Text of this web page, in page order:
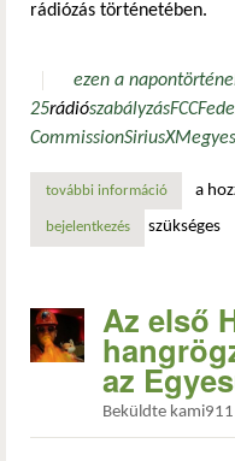
rádiózás történetében.
ezen a napon
25rádiószabályzásFCC
CommissionSiriusXM
további információ a
bejelentkezés szükséges
Az első
az
Beküldte kami911